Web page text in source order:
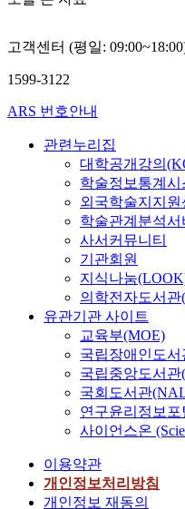
고객센터 (평일:
1599-3122
ARS 번호안내
관련누리집
대학공개강의
학술정보통계시
외국학술지지원
학술관계분석
사서커뮤니티
기관회원
지식나눔
의학전자도서
유관기관 사이트
교육부(MOE)
국립장애인도
국립중앙도서
국회도서관
연구윤리정보포
사이언스온
이용약관
개인정보처리방침
개인정보 재동의